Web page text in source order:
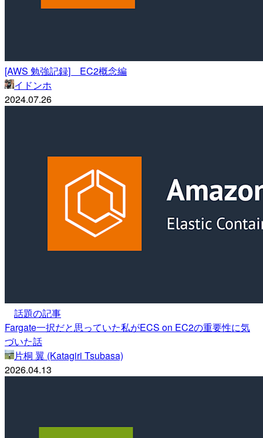
[AWS 勉強記録] EC2概念編
イドンホ
2024.07.26
話題の記事
Fargate一択だと思っていた私がECS on EC2の重要性に気
づいた話
片桐 翼 (Katagiri Tsubasa)
2026.04.13